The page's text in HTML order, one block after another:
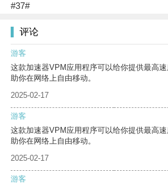
#37#
评论
游客
这款加速器VPM应用程序可以给你提供最高
助你在网络上自由移动。
2025-02-17
游客
这款加速器VPM应用程序可以给你提供最高
助你在网络上自由移动。
2025-02-17
游客